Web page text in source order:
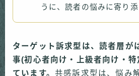
うに、読者の悩みに寄り添
ターゲット訴求型は、読者層が
事(初心者向け・上級者向け・
ています。 共感訴求型は、悩み